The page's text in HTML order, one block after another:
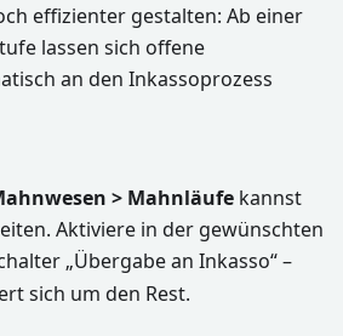
effizienter gestalten: Ab einer
lassen sich offene
an den Inkassoprozess
> Mahnläufe kannst
Aktiviere in der gewünschten
„Übergabe an Inkasso“ –
sich um den Rest.